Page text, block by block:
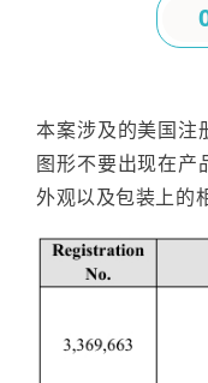
本案涉及的美国注
图形不要出现在产
外观以及包装上的